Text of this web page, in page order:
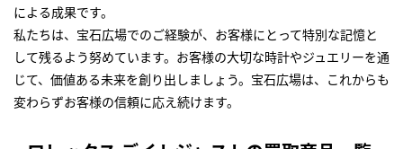
による成果です。
私たちは、宝石広場でのご経験が、お客様にとって特別な記憶と
して残るよう努めています。お客様の大切な時計やジュエリーを通
じて、価値ある未来を創り出しましょう。宝石広場は、これからも
変わらずお客様の信頼に応え続けます。